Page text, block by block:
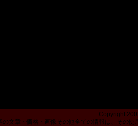
Copyright
の文章・価格・画像その他全ての情報は、その